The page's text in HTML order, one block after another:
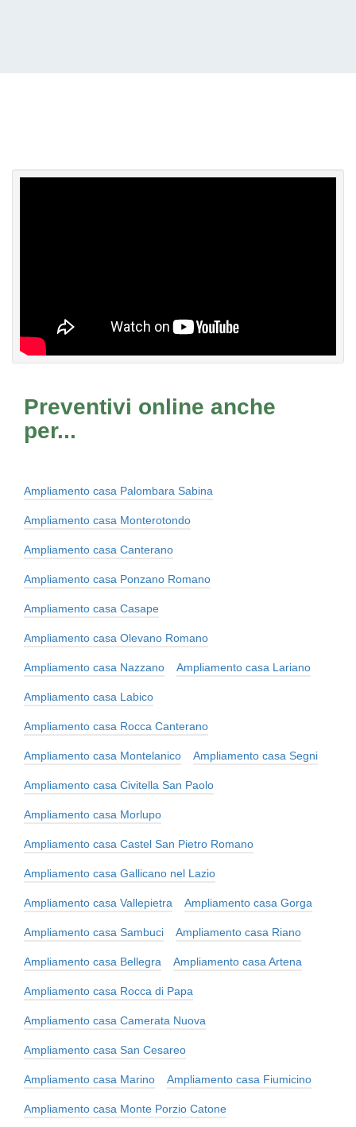
Preventivi online anche
per...
Ampliamento casa Palombara Sabina
Ampliamento casa Monterotondo
Ampliamento casa Canterano
Ampliamento casa Ponzano Romano
Ampliamento casa Casape
Ampliamento casa Olevano Romano
Ampliamento casa Nazzano Ampliamento casa Lariano
Ampliamento casa Labico
Ampliamento casa Rocca Canterano
Ampliamento casa Montelanico Ampliamento casa Segni
Ampliamento casa Civitella San Paolo
Ampliamento casa Morlupo
Ampliamento casa Castel San Pietro Romano
Ampliamento casa Gallicano nel Lazio
Ampliamento casa Vallepietra Ampliamento casa Gorga
Ampliamento casa Sambuci Ampliamento casa Riano
Ampliamento casa Bellegra Ampliamento casa Artena
Ampliamento casa Rocca di Papa
Ampliamento casa Camerata Nuova
Ampliamento casa San Cesareo
Ampliamento casa Marino Ampliamento casa Fiumicino
Ampliamento casa Monte Porzio Catone